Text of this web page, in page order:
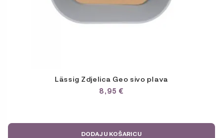
Lässig Zdjelica Geo sivo plava
8,95 €
DODAJ U KOŠARICU